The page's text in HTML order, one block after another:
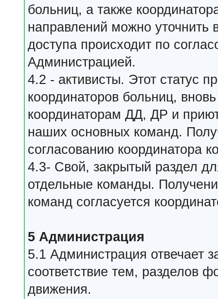
больниц, а также
направлений можно уточнить
доступа происходит по
Администрацией.
4.2 - активисты. Этот статус
координаторов больниц,
координаторам ДД, ДР и
наших основных команд.
согласованию координатора
4.3- Свой, закрытый раздел
отдельные команды.
команд согласуется
5 Администрация
5.1 Администрация отвечает
соответствие тем, разделов
движения.